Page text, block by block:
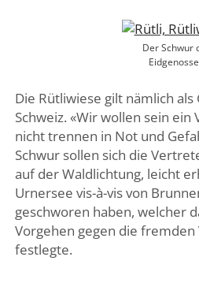
Der Schwur
Die Rütliwiese gilt nämlich
Schweiz. «Wir wollen sein ein
nicht trennen in Not und
Schwur sollen sich die
auf der Waldlichtung, leicht
Urnersee vis-à-vis von
geschworen haben, welcher
Vorgehen gegen die fremden
festlegte.